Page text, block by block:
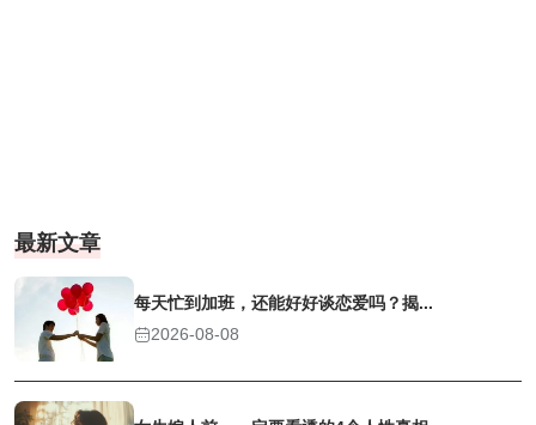
最新文章
每天忙到加班，还能好好谈恋爱吗？揭...
2026-08-08